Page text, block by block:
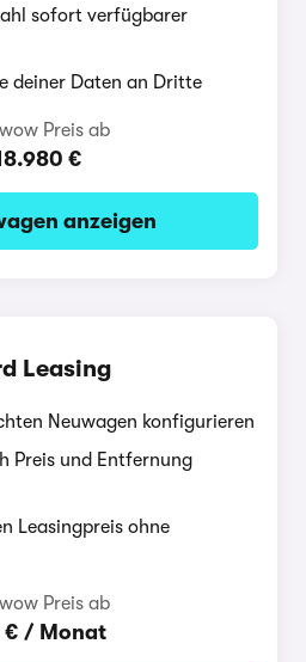
sofort verfügbarer
deiner Daten an Dritte
Preis ab
€
anzeigen
Leasing
Neuwagen konfigurieren
Preis und Entfernung
Leasingpreis ohne
Preis ab
€ / Monat